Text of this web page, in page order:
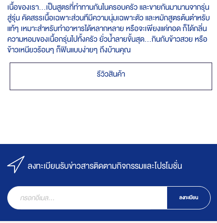
เนื้อของเรา...เป็นสูตรที่ทำทานกันในครอบครัว และขายกันมานานจากรุ่น
สู่รุ่น คัดสรรเนื้อเฉพาะส่วนทึมีความนุ่มเฉพาะตัว และหมักสูตรต้นตำหรับ
แท้ๆ เหมาะสำหรับทำอาหารได้หลากหลาย หรือจะเพียงแค่ทอด ก็ได้กลิ่น
ความหอมของเนื้อกรุ่นไปทั้งครัว ยั่วน้ำลายขั้นสุด...กินกับข้าวสวย หรือ
ข้าวเหนียวร้อนๆ ก็ฟินแบบง่ายๆ ถึงบ้านคุณ
รีวิวสินค้า
ลงทะเบียนรับข่าวสารติดตามกิจกรรมและโปรโมชั่น
ลงทะเบียน